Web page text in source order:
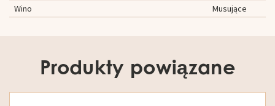
Wino
Musujące
Produkty powiązane